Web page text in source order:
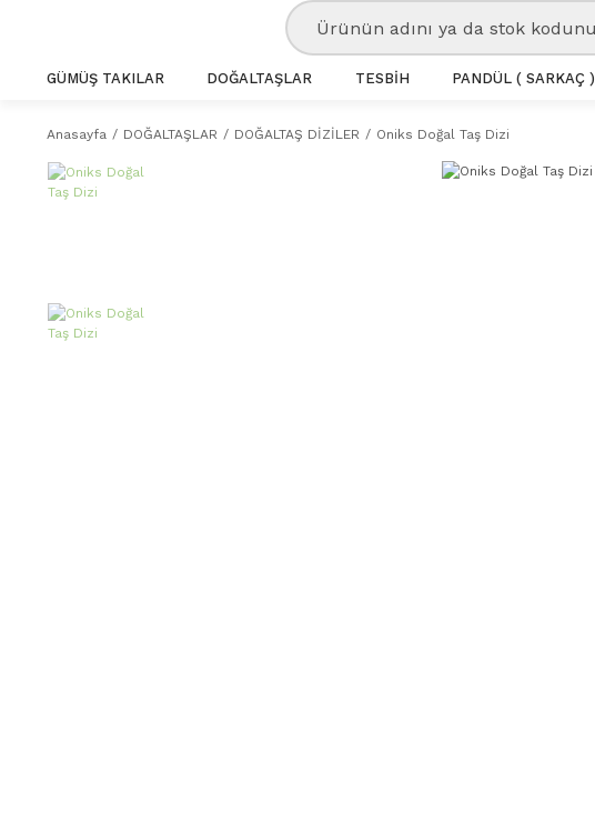
GÜMÜŞ TAKILAR DOĞALTAŞLAR TESBİH PANDÜL ( SARKAÇ )
Anasayfa DOĞALTAŞLAR DOĞALTAŞ DİZİLER Oniks Doğal Taş Dizi